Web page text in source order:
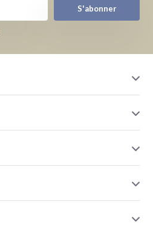
S'abonner